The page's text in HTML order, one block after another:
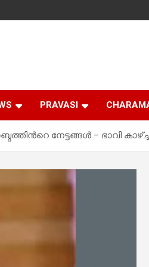
PRAVASI
നേട്ടങ്ങള്‍ – ഭാവി